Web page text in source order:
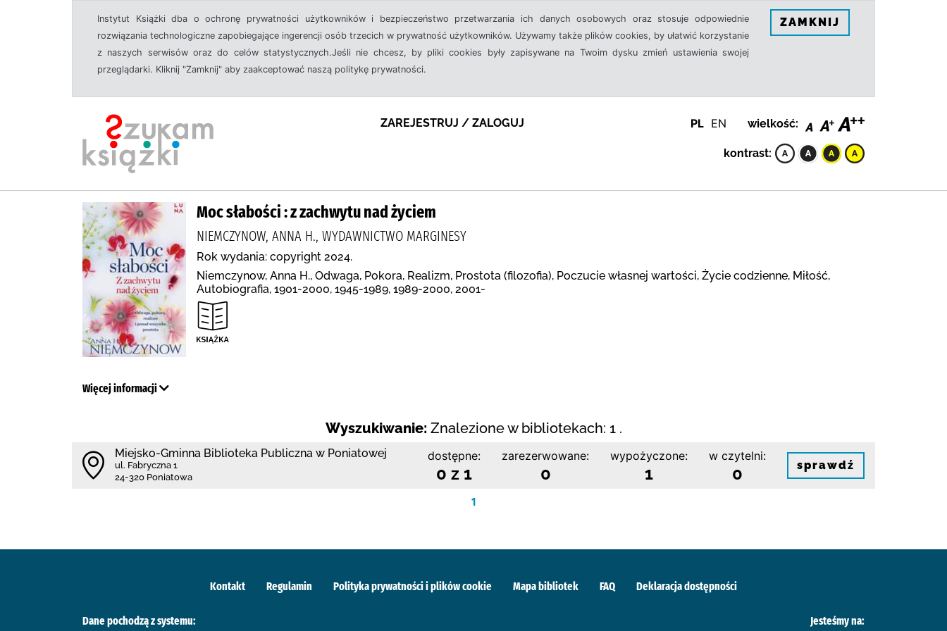
Instytut Książki dba o ochronę prywatności użytkowników i bezpieczeństwo przetwarzania ich danych osobowych oraz stosuje odpowiednie
rozwiązania technologiczne zapobiegające ingerencji osób trzecich w prywatność użytkowników. Używamy także plików cookies, by ułatwić korzystanie
z naszych serwisów oraz do celów statystycznych.Jeśli nie chcesz, by pliki cookies były zapisywane na Twoim dysku zmień ustawienia swojej
przeglądarki. Kliknij "Zamknij" aby zaakceptować naszą politykę prywatności.
ZAMKNIJ
ZAREJESTRUJ / ZALOGUJ PL EN wielkość:
kontrast:
Moc słabości : z zachwytu nad życiem
NIEMCZYNOW, ANNA H., WYDAWNICTWO MARGINESY
Rok wydania: copyright 2024.
Niemczynow, Anna H., Odwaga, Pokora, Realizm, Prostota (filozofia), Poczucie własnej wartości, Życie codzienne, Miłość,
Autobiografia, 1901-2000, 1945-1989, 1989-2000, 2001-
Więcej informacji
Wyszukiwanie: Znalezione w bibliotekach: 1 .
Miejsko-Gminna Biblioteka Publiczna w Poniatowej
ul. Fabryczna 1
24-320 Poniatowa
dostępne:
0 z 1
zarezerwowane:
0
wypożyczone:
1
w czytelni:
0 sprawdź
1
Kontakt Regulamin Polityka prywatności i plików cookie Mapa bibliotek FAQ Deklaracja dostępności
Dane pochodzą z systemu: Jesteśmy na: